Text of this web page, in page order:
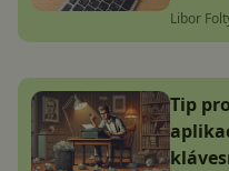
Libor
Tip